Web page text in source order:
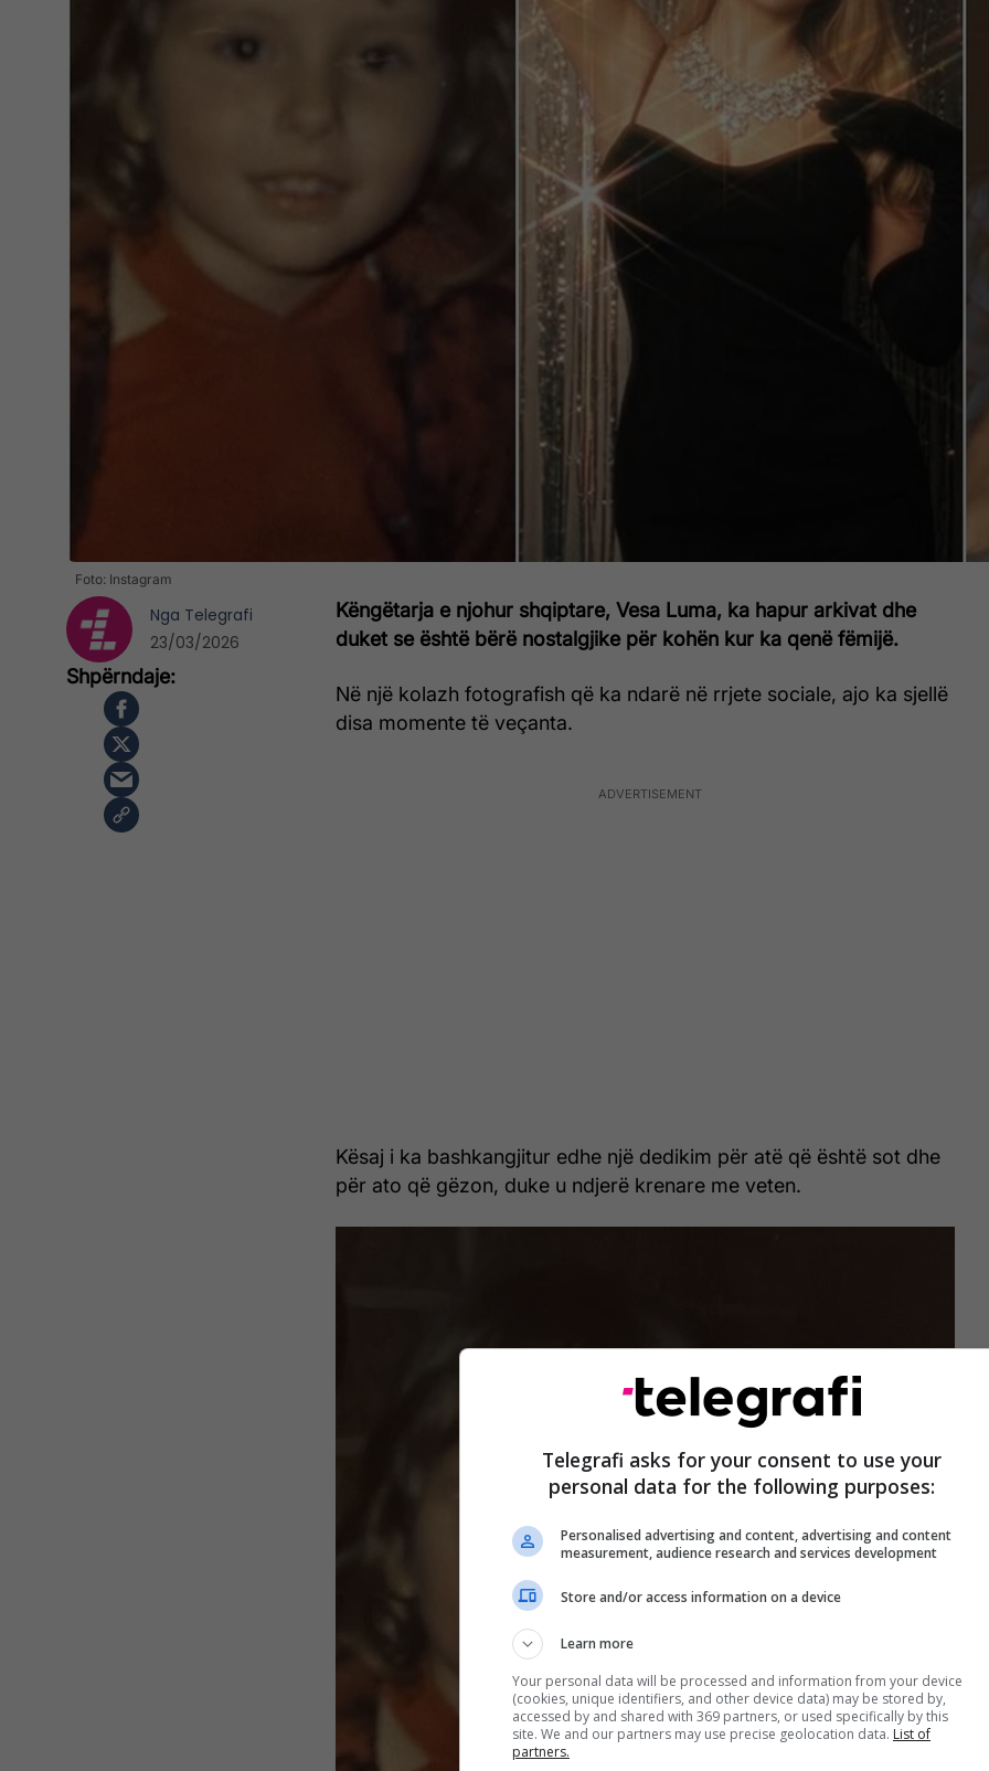
Foto: Instagram
Këngëtarja e njohur shqiptare, Vesa Luma, ka hapur arkivat dhe
duket se është bërë nostalgjike për kohën kur ka qenë fëmijë.
Në një kolazh fotografish që ka ndarë në rrjete sociale, ajo ka sjellë
disa momente të veçanta.
Kësaj i ka bashkangjitur edhe një dedikim për atë që është sot dhe
për ato që gëzon, duke u ndjerë krenare me veten.
Nga Telegrafi
23/03/2026
Telegrafi asks for your consent to use your
personal data for the following purposes:
Personalised advertising and content, advertising and content
measurement, audience research and services development
Store and/or access information on a device
Learn more
Your personal data will be processed and information from your device
(cookies, unique identifiers, and other device data) may be stored by,
accessed by and shared with 369 partners, or used specifically by this
site. We and our partners may use precise geolocation data. List of
partners.